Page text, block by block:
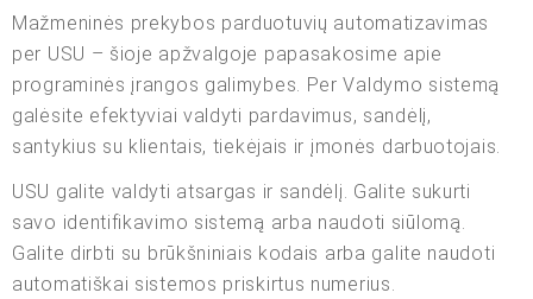
Mažmeninės prekybos parduotuvių automatizavimas
per USU – šioje apžvalgoje papasakosime apie
programinės įrangos galimybes. Per Valdymo sistemą
galėsite efektyviai valdyti pardavimus, sandėlį,
santykius su klientais, tiekėjais ir įmonės darbuotojais.
USU galite valdyti atsargas ir sandėlį. Galite sukurti
savo identifikavimo sistemą arba naudoti siūlomą.
Galite dirbti su brūkšniniais kodais arba galite naudoti
automatiškai sistemos priskirtus numerius.